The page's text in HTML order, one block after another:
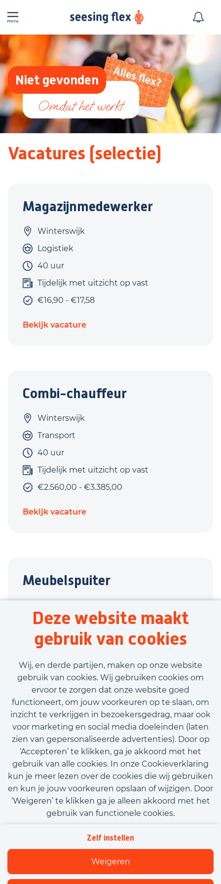
Deze website maakt
gebruik van cookies
Wij, en derde partijen, maken op onze website
gebruik van cookies. Wij gebruiken cookies om
ervoor te zorgen dat onze website goed
functioneert, om jouw voorkeuren op te slaan, om
inzicht te verkrijgen in bezoekersgedrag, maar ook
voor marketing en social media doeleinden (laten
zien van gepersonaliseerde advertenties). Door op
‘Accepteren’ te klikken, ga je akkoord met het
gebruik van alle cookies. In onze Cookieverklaring
kun je meer lezen over de cookies die wij gebruiken
en kun je jouw voorkeuren opslaan of wijzigen. Door
‘Weigeren’ te klikken ga je alleen akkoord met het
gebruik van functionele cookies.
Zelf instellen
Weigeren
Niet gevonden
Vacatures (selectie)
Magazijnmedewerker
Winterswijk
Logistiek
40 uur
Tijdelijk met uitzicht op vast
€16,90 - €17,58
Bekijk vacature
Combi-chauffeur
Winterswijk
Transport
40 uur
Tijdelijk met uitzicht op vast
€2.560,00 - €3.385,00
Bekijk vacature
Meubelspuiter
Techniek
38,75 uur
€15,08 - €18,07
Bekijk vacature
Call-to-action bij meer vacatures
Kom met ons in contact
Cookies
Flexfamily